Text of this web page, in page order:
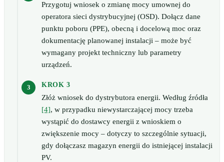
Przygotuj wniosek o zmianę mocy umownej do
operatora sieci dystrybucyjnej (OSD). Dołącz dane
punktu poboru (PPE), obecną i docelową moc oraz
dokumentację planowanej instalacji – może być
wymagany projekt techniczny lub parametry
urządzeń.
KROK 3
Złóż wniosek do dystrybutora energii. Według źródła
[4], w przypadku niewystarczającej mocy trzeba
wystąpić do dostawcy energii z wnioskiem o
zwiększenie mocy – dotyczy to szczególnie sytuacji,
gdy dołączasz magazyn energii do istniejącej instalacji
PV.